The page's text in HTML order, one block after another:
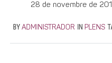
28 de novembre de
BY ADMINISTRADOR IN PLENS